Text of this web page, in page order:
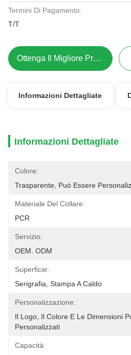
Termini Di Pagamento:
T/T
Ottenga Il Migliore Prezzo
Informazioni Dettagliate
Informazioni Dettagliate
Colore:
Trasparente, Può Essere
Materiale Del Collare:
PCR
Servizio:
OEM. ODM
Superficie:
Serigrafia, Stampa A Caldo
Personalizzazione:
Il Logo, Il Colore E Le Dimensioni
Personalizzati
Capacità: